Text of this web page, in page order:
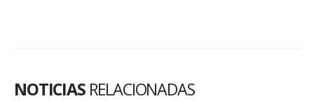
NOTICIAS RELACIONADAS